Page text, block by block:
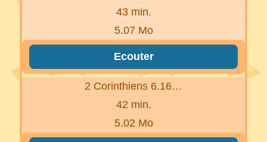
43 min.
5.07 Mo
Ecouter
2 Corinthiens 6.16…
42 min.
5.02 Mo